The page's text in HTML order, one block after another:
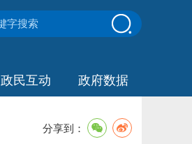
政民互动 政府数据
分享到：